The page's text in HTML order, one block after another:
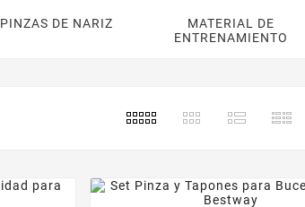
PINZAS DE NARIZ
MATERIAL DE
ENTRENAMIENTO